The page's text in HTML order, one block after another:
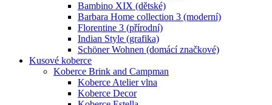
Bambino XIX (dětské)
Barbara Home collection 3 (moderní)
Florentine 3 (přírodní)
Indian Style (grafika)
Schöner Wohnen (domácí značkové)
Kusové koberce
Koberce Brink and Campman
Koberce Atelier vlna
Koberce Decor